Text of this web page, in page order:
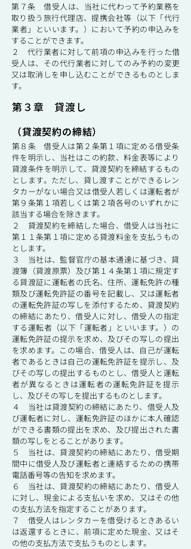
第７条 借受人は、当社に代わって予約業務を
取り扱う旅行代理店、提携会社等（以下「代行
業者」といいます。）において予約の申込みを
することができます。
２ 代行業者に対して前項の申込みを行った借
受人は、その代行業者に対してのみ予約の変更
又は取消しを申し込むことができるものとしま
す。
第３章 貸渡し
（貸渡契約の締結）
第８条 借受人は第２条第１項に定める借受条
件を明示し、当社はこの約款、料金表等により
貸渡条件を明示して、貸渡契約を締結するもの
とします。ただし、貸し渡すことができるレン
タカーがない場合又は借受人若しくは運転者が
第９条第１項若しくは第２項各号のいずれかに
該当する場合を除きます。
２ 貸渡契約を締結した場合、借受人は当社に
第１１条第１項に定める貸渡料金を支払うもの
とします。
３ 当社は、監督官庁の基本通達に基づき、貸
渡簿（貸渡原票）及び第１４条第１項に規定す
る貸渡証に運転者の氏名、住所、運転免許の種
類及び運転免許証の番号を記載し、又は運転者
の運転免許証の写しを添付するため、貸渡契約
の締結にあたり、借受人に対し、借受人の指定
する運転者（以下「運転者」といいます。）の
運転免許証の提示を求め、及びその写しの提出
を求めます。この場合、借受人は、自己が運転
者であるときは自己の運転免許証を提示し、及
びその写しの提出するものとし、借受人と運転
者が異なるときは運転者の運転免許証を提示
し、及びその写しを提出するものとします。
４ 当社は貸渡契約の締結にあたり、借受人及
び運転者に対し、運転免許証のほかに本人確認
ができる書類の提出を求め、及び提出された書
類の写しをとることがあります。
５ 当社は、貸渡契約の締結にあたり、借受期
間中に借受人及び運転者と連絡するための携帯
電話番号等の告知を求めます。
６ 当社は、貸渡契約の締結にあたり、借受人
に対し、現金による支払いを求め、又はその他
の支払方法を指定することがあります。
７ 借受人はレンタカーを借受けるときあるい
は返還するときに、前項に定めた現金、又はそ
の他の支払方法で支払うものとします。